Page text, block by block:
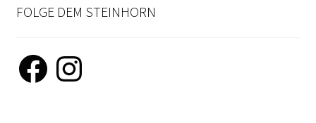
FOLGE DEM STEINHORN
Facebook Instagram